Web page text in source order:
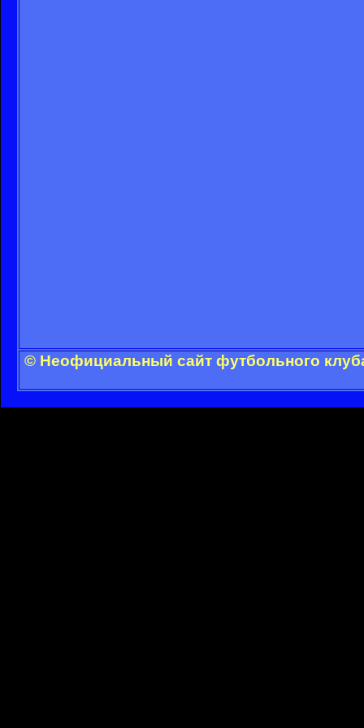
© Неофициальный сайт футбольного